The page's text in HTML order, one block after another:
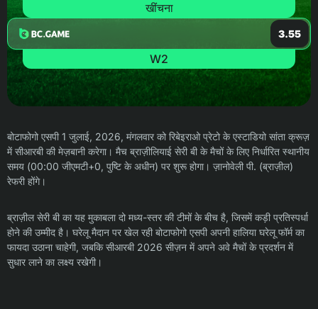
खींचना
3.55
W2
बोटाफोगो एसपी 1 जुलाई, 2026, मंगलवार को रिबेइराओ प्रेटो के एस्टाडियो सांता क्रूज़
में सीआरबी की मेज़बानी करेगा। मैच ब्राज़ीलियाई सेरी बी के मैचों के लिए निर्धारित स्थानीय
समय (00:00 जीएमटी+0, पुष्टि के अधीन) पर शुरू होगा। ज़ानोवेली पी. (ब्राज़ील)
रेफरी होंगे।
ब्राज़ील सेरी बी का यह मुकाबला दो मध्य-स्तर की टीमों के बीच है, जिसमें कड़ी प्रतिस्पर्धा
होने की उम्मीद है। घरेलू मैदान पर खेल रही बोटाफोगो एसपी अपनी हालिया घरेलू फॉर्म का
फायदा उठाना चाहेगी, जबकि सीआरबी 2026 सीज़न में अपने अवे मैचों के प्रदर्शन में
सुधार लाने का लक्ष्य रखेगी।